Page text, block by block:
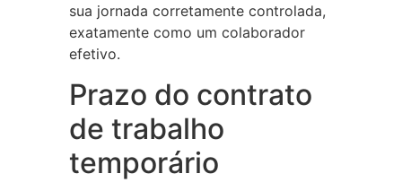
sua jornada corretamente controlada,
exatamente como um colaborador
efetivo.
Prazo do contrato
de trabalho
temporário